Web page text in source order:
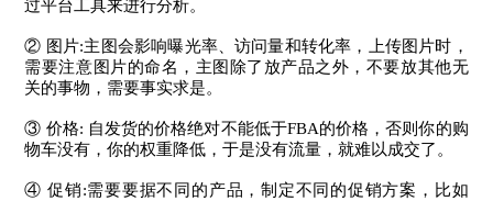
过平台工具来进行分析。
② 图片:主图会影响曝光率、访问量和转化率，上传图片时，
需要注意图片的命名，主图除了放产品之外，不要放其他无
关的事物，需要事实求是。
③ 价格: 自发货的价格绝对不能低于FBA的价格，否则你的购
物车没有，你的权重降低，于是没有流量，就难以成交了。
④ 促销:需要要据不同的产品，制定不同的促销方案，比如